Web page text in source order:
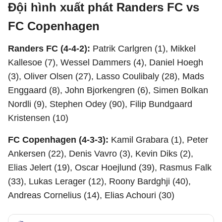
Đội hình xuất phát Randers FC vs
FC Copenhagen
Randers FC (4-4-2): Patrik Carlgren (1), Mikkel
Kallesoe (7), Wessel Dammers (4), Daniel Hoegh
(3), Oliver Olsen (27), Lasso Coulibaly (28), Mads
Enggaard (8), John Bjorkengren (6), Simen Bolkan
Nordli (9), Stephen Odey (90), Filip Bundgaard
Kristensen (10)
FC Copenhagen (4-3-3): Kamil Grabara (1), Peter
Ankersen (22), Denis Vavro (3), Kevin Diks (2),
Elias Jelert (19), Oscar Hoejlund (39), Rasmus Falk
(33), Lukas Lerager (12), Roony Bardghji (40),
Andreas Cornelius (14), Elias Achouri (30)